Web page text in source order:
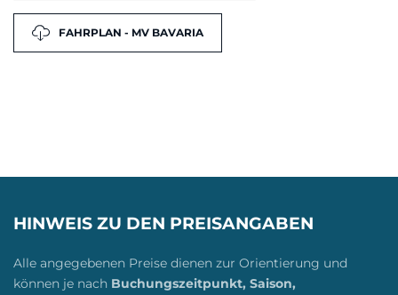
FAHRPLAN - MV BAVARIA
HINWEIS ZU DEN PREISANGABEN
Alle angegebenen Preise dienen zur Orientierung und
können je nach Buchungszeitpunkt, Saison,